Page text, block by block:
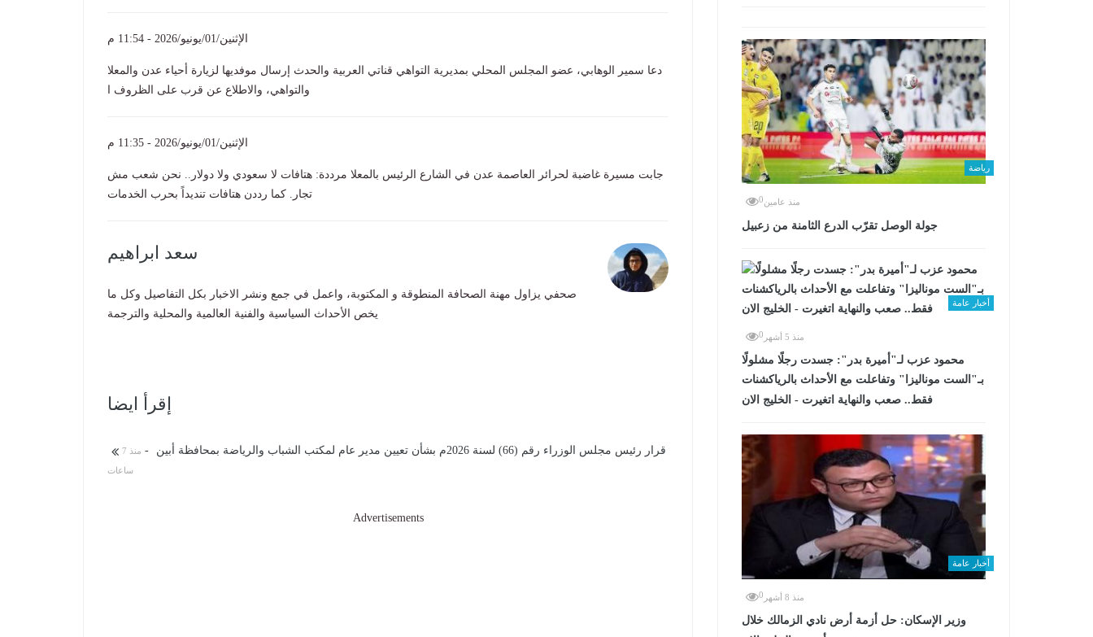
الإثنين/01/يونيو/2026 - 11:54 م
دعا سمير الوهابي، عضو المجلس المحلي بمديرية التواهي قناتي العربية والحدث إرسال موفديها لزيارة أحياء عدن والمعلا
والتواهي، والاطلاع عن قرب على الظروف ا
الإثنين/01/يونيو/2026 - 11:35 م
جابت مسيرة غاضبة لحرائر العاصمة عدن في الشارع الرئيس بالمعلا مرددة: هتافات لا سعودي ولا دولار.. نحن شعب مش
تجار. كما رددن هتافات تنديداً بحرب الخدمات
سعد ابراهيم
صحفي يزاول مهنة الصحافة المنطوقة و المكتوبة، واعمل في جمع ونشر الاخبار بكل التفاصيل وكل ما
يخص الأحداث السياسية والفنية العالمية والمحلية والترجمة
إقرأ ايضا
قرار رئيس مجلس الوزراء رقم (66) لسنة 2026م بشأن تعيين مدير عام لمكتب الشباب والرياضة بمحافظة أبين -
منذ 7
ساعات
Advertisements
رياضة
منذ عامين0
جولة الوصل تقرّب الدرع الثامنة من زعبيل
أخبار عامة
منذ 5 أشهر 0
محمود عزب لـ"أميرة بدر": جسدت رجلًا مشلولًا
بـ"الست موناليزا" وتفاعلت مع الأحداث بالرياكشنات
فقط.. صعب والنهاية اتغيرت - الخليج الان
أخبار عامة
منذ 8 أشهر 0
وزير الإسكان: حل أزمة أرض نادي الزمالك خلال